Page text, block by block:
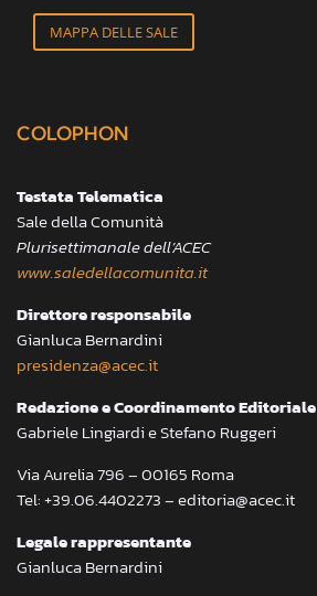
MAPPA DELLE SALE
COLOPHON
Testata Telematica
Sale della Comunità
Plurisettimanale dell’ACEC
www.saledellacomunita.it
Direttore responsabile
Gianluca Bernardini
presidenza@acec.it
Redazione e Coordinamento Editoriale
Gabriele Lingiardi e Stefano Ruggeri
Via Aurelia 796 – 00165 Roma
Tel: +39.06.4402273 – editoria@acec.it
Legale rappresentante
Gianluca Bernardini